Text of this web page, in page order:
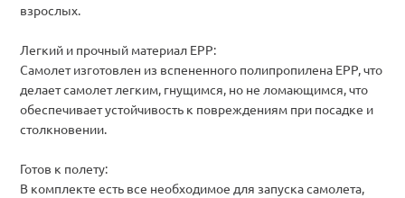
взрослых.
Легкий и прочный материал EPP:
Самолет изготовлен из вспененного полипропилена EPP, что
делает самолет легким, гнущимся, но не ломающимся, что
обеспечивает устойчивость к повреждениям при посадке и
столкновении.
Готов к полету:
В комплекте есть все необходимое для запуска самолета,